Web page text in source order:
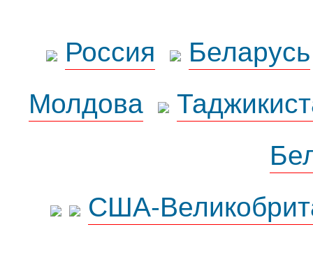
Россия
Беларусь
Молдова
США-